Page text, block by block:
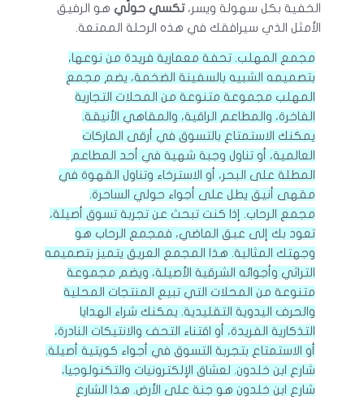
الخفية بكل سهولة ويسر،تكسي حولّي هو الرفيق
الأمثل الذي سيرافقك في هذه الرحلة الممتعة.
مجمع المهلب. تحفة معمارية فريدة من نوعها،
بتصميمه الشبيه بالسفينة الضخمة، يضم مجمع
المهلب مجموعة متنوعة من المحلات التجارية
الفاخرة، والمطاعم الراقية، والمقاهي الأنيقة.
يمكنك الاستمتاع بالتسوق في أرقى الماركات
العالمية، أو تناول وجبة شهية في أحد المطاعم
المطلة على البحر، أو الاسترخاء وتناول القهوة في
مقهى أنيق يطل على أجواء حولي الساحرة.
مجمع الرحاب. إذا كنت تبحث عن تجربة تسوق أصيلة،
تعود بك إلى عبق الماضي، فمجمع الرحاب هو
وجهتك المثالية. هذا المجمع العريق يتميز بتصميمه
التراثي وأجوائه الشرقية الأصيلة، ويضم مجموعة
متنوعة من المحلات التي تبيع المنتجات المحلية
والحرف اليدوية التقليدية. يمكنك شراء الهدايا
التذكارية الفريدة، أو اقتناء التحف والانتيكات النادرة،
أو الاستمتاع بتجربة التسوق في أجواء كويتية أصيلة.
شارع ابن خلدون. لعشاق الإلكترونيات والتكنولوجيا،
شارع ابن خلدون هو جنة على الأرض. هذا الشارع